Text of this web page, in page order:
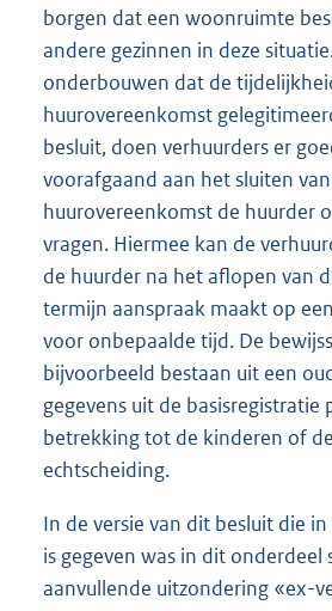
borgen dat een woonruimte
andere gezinnen in deze
onderbouwen dat de
huurovereenkomst
besluit, doen verhuurders er
voorafgaand aan het sluiten
huurovereenkomst de huurder
vragen. Hiermee kan de
de huurder na het aflopen van
termijn aanspraak maakt op
voor onbepaalde tijd. De
bijvoorbeeld bestaan uit een
gegevens uit de basisregistratie
betrekking tot de kinderen of
echtscheiding.
In de versie van dit besluit die
is gegeven was in dit onderdeel
aanvullende uitzondering «ex-